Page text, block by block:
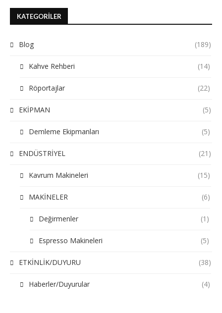
KATEGORILER
Blog (189)
Kahve Rehberi (14)
Röportajlar (22)
EKİPMAN (5)
Demleme Ekipmanları (5)
ENDÜSTRİYEL (21)
Kavrum Makineleri (15)
MAKİNELER (6)
Değirmenler (1)
Espresso Makineleri (5)
ETKİNLİK/DUYURU (38)
Haberler/Duyurular (4)